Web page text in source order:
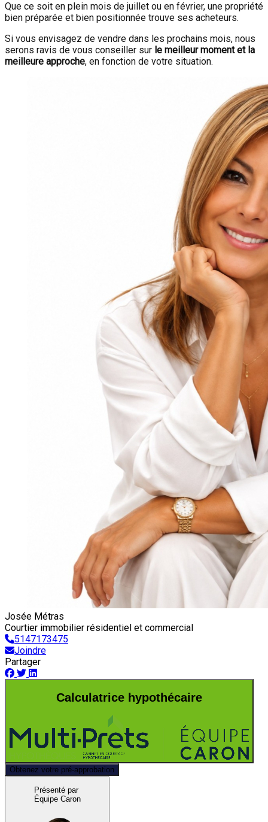
Que ce soit en plein mois de juillet ou en février, une propriété
bien préparée et bien positionnée trouve ses acheteurs.
Si vous envisagez de vendre dans les prochains mois, nous
serons ravis de vous conseiller sur le meilleur moment et la
meilleure approche, en fonction de votre situation.
Josée Métras
Courtier immobilier résidentiel et commercial
5147173475
Joindre
Partager
Calculatrice hypothécaire
Obtenez votre pré-approbation
Présenté par
Équipe Caron